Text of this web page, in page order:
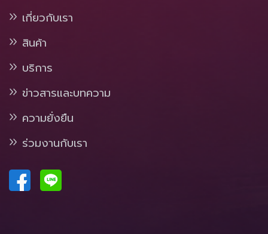
เกี่ยวกับเรา
สินค้า
บริการ
ข่าวสารและบทความ
ความยั่งยืน
ร่วมงานกับเรา